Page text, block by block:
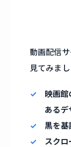
動画配信
見てみまし
映画
あるデ
黒を基
スク